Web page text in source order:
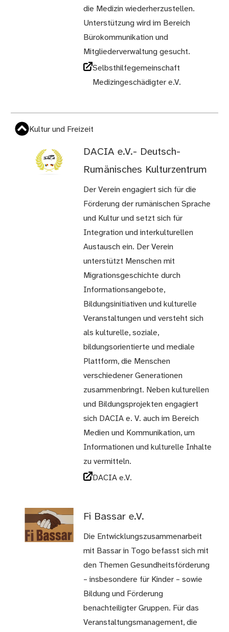
die Medizin wiederherzustellen.
Unterstützung wird im Bereich
Bürokommunikation und
Mitgliederverwaltung gesucht.
Selbsthilfegemeinschaft
Medizingeschädigter e.V.
Kultur und Freizeit
DACIA e.V.- Deutsch-
Rumänisches Kulturzentrum
Der Verein engagiert sich für die
Förderung der rumänischen Sprache
und Kultur und setzt sich für
Integration und interkulturellen
Austausch ein. Der Verein
unterstützt Menschen mit
Migrationsgeschichte durch
Informationsangebote,
Bildungsinitiativen und kulturelle
Veranstaltungen und versteht sich
als kulturelle, soziale,
bildungsorientierte und mediale
Plattform, die Menschen
verschiedener Generationen
zusammenbringt. Neben kulturellen
und Bildungsprojekten engagiert
sich DACIA e. V. auch im Bereich
Medien und Kommunikation, um
Informationen und kulturelle Inhalte
zu vermitteln.
DACIA e.V.
Fi Bassar e.V.
Die Entwicklungszusammenarbeit
mit Bassar in Togo befasst sich mit
den Themen Gesundheitsförderung
– insbesondere für Kinder – sowie
Bildung und Förderung
benachteiligter Gruppen. Für das
Veranstaltungsmanagement, die